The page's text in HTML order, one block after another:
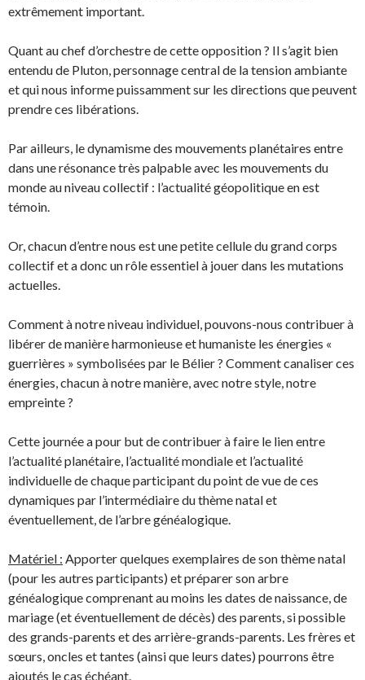
extrêmement important.
Quant au chef d’orchestre de cette opposition ? Il s’agit bien
entendu de Pluton, personnage central de la tension ambiante
et qui nous informe puissamment sur les directions que peuvent
prendre ces libérations.
Par ailleurs, le dynamisme des mouvements planétaires entre
dans une résonance très palpable avec les mouvements du
monde au niveau collectif : l’actualité géopolitique en est
témoin.
Or, chacun d’entre nous est une petite cellule du grand corps
collectif et a donc un rôle essentiel à jouer dans les mutations
actuelles.
Comment à notre niveau individuel, pouvons-nous contribuer à
libérer de manière harmonieuse et humaniste les énergies «
guerrières » symbolisées par le Bélier ? Comment canaliser ces
énergies, chacun à notre manière, avec notre style, notre
empreinte ?
Cette journée a pour but de contribuer à faire le lien entre
l’actualité planétaire, l’actualité mondiale et l’actualité
individuelle de chaque participant du point de vue de ces
dynamiques par l’intermédiaire du thème natal et
éventuellement, de l’arbre généalogique.
Matériel : Apporter quelques exemplaires de son thème natal
(pour les autres participants) et préparer son arbre
généalogique comprenant au moins les dates de naissance, de
mariage (et éventuellement de décès) des parents, si possible
des grands-parents et des arrière-grands-parents. Les frères et
sœurs, oncles et tantes (ainsi que leurs dates) pourrons être
ajoutés le cas échéant.